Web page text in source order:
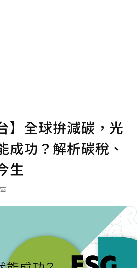
】全球拚減碳，光
成功？解析碳稅、
生